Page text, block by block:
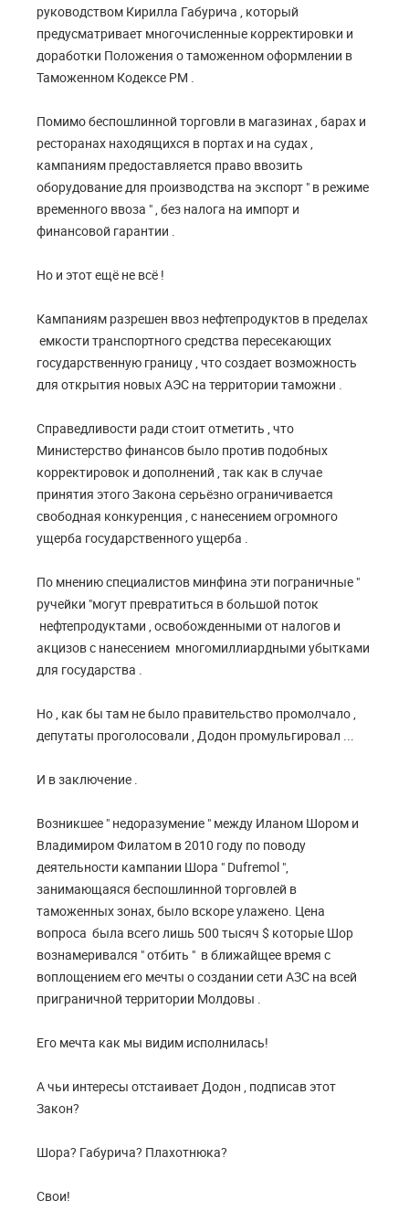
руководством Кирилла Габурича , который
предусматривает многочисленные корректировки и
доработки Положения о таможенном оформлении в
Таможенном Кодексе РМ .
Помимо беспошлинной торговли в магазинах , барах и
ресторанах находящихся в портах и на судах ,
кампаниям предоставляется право ввозить
оборудование для производства на экспорт " в режиме
временного ввоза " , без налога на импорт и
финансовой гарантии .
Но и этот ещё не всё !
Кампаниям разрешен ввоз нефтепродуктов в пределах
емкости транспортного средства пересекающих
государственную границу , что создает возможность
для открытия новых АЭС на территории таможни .
Справедливости ради стоит отметить , что
Министерство финансов было против подобных
корректировок и дополнений , так как в случае
принятия этого Закона серьёзно ограничивается
свободная конкуренция , с нанесением огромного
ущерба государственного ущерба .
По мнению специалистов минфина эти пограничные "
ручейки "могут превратиться в большой поток
нефтепродуктами , освобожденными от налогов и
акцизов с нанесением многомиллиардными убытками
для государства .
Но , как бы там не было правительство промолчало ,
депутаты проголосовали , Додон промульгировал ...
И в заключение .
Возникшее " недоразумение " между Иланом Шором и
Владимиром Филатом в 2010 году по поводу
деятельности кампании Шора " Dufremol ",
занимающаяся беспошлинной торговлей в
таможенных зонах, было вскоре улажено. Цена
вопроса была всего лишь 500 тысяч $ которые Шор
вознамеривался " отбить " в ближайщее время с
воплощением его мечты о создании сети АЗС на всей
приграничной территории Молдовы .
Его мечта как мы видим исполнилась!
А чьи интересы отстаивает Додон , подписав этот
Закон?
Шора? Габурича? Плахотнюка?
Свои!